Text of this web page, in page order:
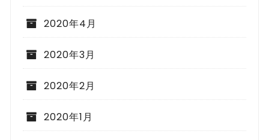
2020年4月
2020年3月
2020年2月
2020年1月